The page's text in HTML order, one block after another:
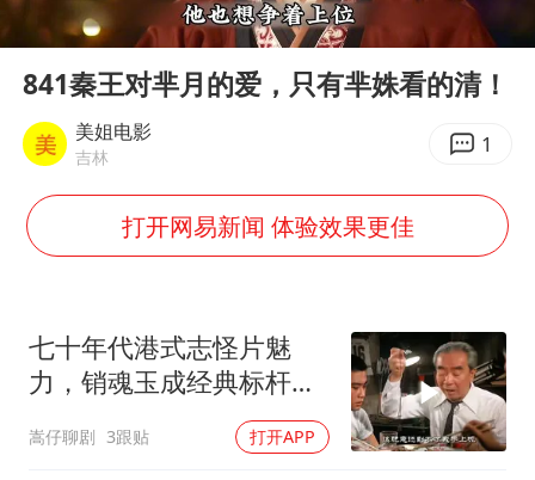
牛津大学一纸声明甩不了锅
台风白海豚实时路径
女主硬加吻戏短剧已下架
浙江台州《告全体市民书》
郑丽文：台湾从来没有“独立”过
人民的健康、体质、幸福一脉相承
Play
00:00
841秦王对芈月的爱，只有芈姝看的清！
美姐电影
吉林 1
打开网易新闻 体验效果更佳
七十年代港式志怪片魅
力，销魂玉成经典标杆，
嵩仔聊剧 3跟贴 打开APP